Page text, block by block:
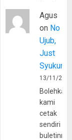
Agus
on No
Ujub,
Just
Syukur
13/11/
Bolehkah
kami
cetak
sendiri